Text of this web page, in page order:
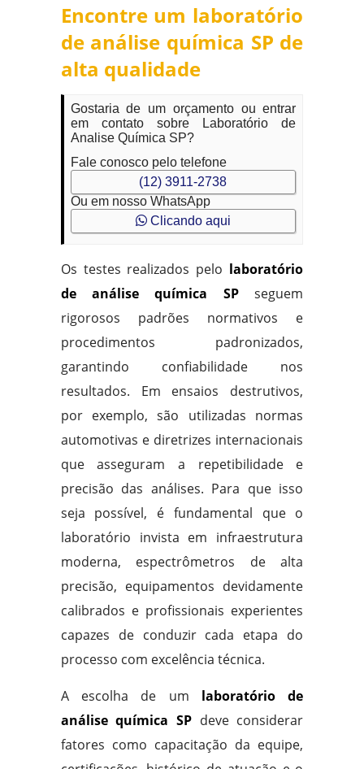
Encontre um laboratório
de análise química SP de
alta qualidade
Gostaria de um orçamento ou entrar
em contato sobre Laboratório de
Analise Química SP?
Fale conosco pelo telefone
(12) 3911-2738
Ou em nosso WhatsApp
Clicando aqui
Os testes realizados pelo laboratório
de análise química SPseguem
rigorosos padrões normativos e
procedimentos padronizados,
garantindo confiabilidade nos
resultados. Em ensaios destrutivos,
por exemplo, são utilizadas normas
automotivas e diretrizes internacionais
que asseguram a repetibilidade e
precisão das análises. Para que isso
seja possível, é fundamental que o
laboratório invista em infraestrutura
moderna, espectrômetros de alta
precisão, equipamentos devidamente
calibrados e profissionais experientes
capazes de conduzir cada etapa do
processo com excelência técnica.
A escolha de um laboratório de
análise química SP deve considerar
fatores como capacitação da equipe,